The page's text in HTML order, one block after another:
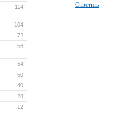
114
104
72
56
54
50
40
28
12
Ответить